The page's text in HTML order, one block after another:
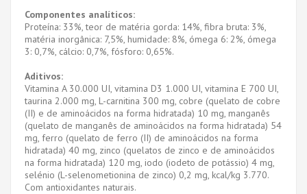
Componentes analíticos:
Proteína: 33%, teor de matéria gorda: 14%, fibra bruta: 3%,
matéria inorgânica: 7,5%, humidade: 8%, ómega 6: 2%, ómega
3: 0,7%, cálcio: 0,7%, fósforo: 0,65%.
Aditivos:
Vitamina A 30.000 UI, vitamina D3 1.000 UI, vitamina E 700 UI,
taurina 2.000 mg, L-carnitina 300 mg, cobre (quelato de cobre
(II) e de aminoácidos na forma hidratada) 10 mg, manganês
(quelato de manganês de aminoácidos na forma hidratada) 54
mg, ferro (quelato de ferro (II) de aminoácidos na forma
hidratada) 40 mg, zinco (quelatos de zinco e de aminoácidos
na forma hidratada) 120 mg, iodo (iodeto de potássio) 4 mg,
selénio (L-selenometionina de zinco) 0,2 mg, kcal/kg 3.770.
Com antioxidantes naturais.